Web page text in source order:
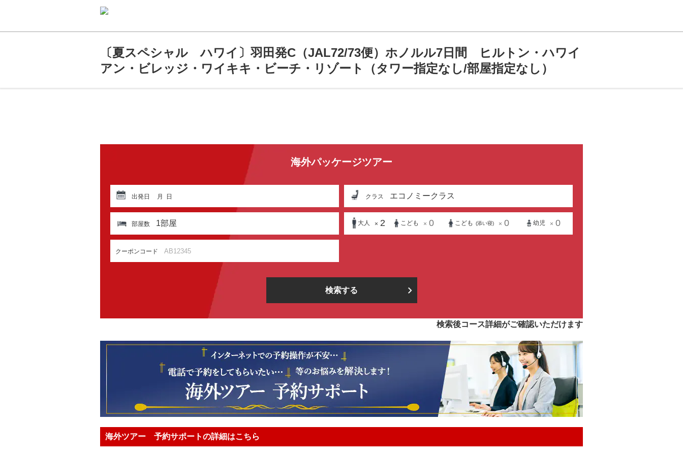
〔夏スペシャル ハワイ〕羽田発C（JAL72/73便）ホノルル7日間 ヒルトン・ハワイ
アン・ビレッジ・ワイキキ・ビーチ・リゾート（タワー指定なし/部屋指定なし）
海外パッケージツアー
出発日 月 日 クラス エコノミークラス
部屋数 1部屋 大人 × 2 こども × 0 こども (添い寝) × 0 幼児 × 0
クーポンコード
検索する
検索後コース詳細がご確認いただけます
海外ツアー 予約サポートの詳細はこちら